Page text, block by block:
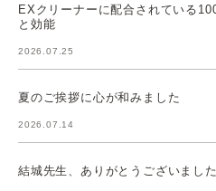
EXクリーナーに配合されている
と効能
2026.07.25
夏のご挨拶に心が和みました
2026.07.14
結城先生、ありがとうございました